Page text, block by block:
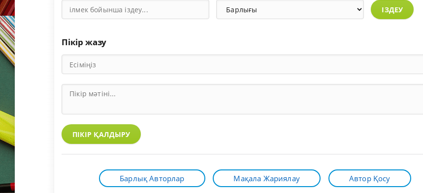
ІЗДЕУ
Пікір жазу
ПІКІР ҚАЛДЫРУ
Барлық Авторлар Мақала Жариялау Автор Қосу